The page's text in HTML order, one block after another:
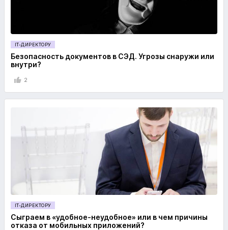
IT-ДИРЕКТОРУ
Безопасность документов в СЭД. Угрозы снаружи или
внутри?
2
IT-ДИРЕКТОРУ
Сыграем в «удобное-неудобное» или в чем причины
отказа от мобильных приложений?